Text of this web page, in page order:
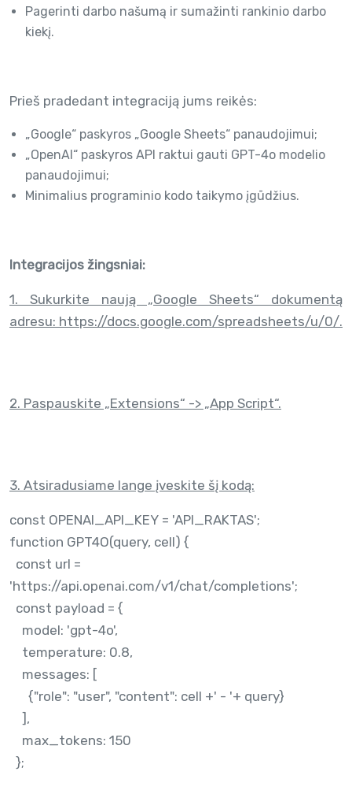
Pagerinti darbo našumą ir sumažinti rankinio darbo
kiekį.
Prieš pradedant integraciją jums reikės:
„Google“ paskyros „Google Sheets“ panaudojimui;
„OpenAI“ paskyros API raktui gauti GPT-4o modelio
panaudojimui;
Minimalius programinio kodo taikymo įgūdžius.
Integracijos žingsniai:
1. Sukurkite naują „Google Sheets“ dokumentą
adresu: https://docs.google.com/spreadsheets/u/0/.
2. Paspauskite „Extensions“ -> „App Script“.
3. Atsiradusiame lange įveskite šį kodą:
const OPENAI_API_KEY = 'API_RAKTAS';
function GPT4O(query, cell) {
const url =
'https://api.openai.com/v1/chat/completions';
const payload = {
model: 'gpt-4o',
temperature: 0.8,
messages: [
{"role": "user", "content": cell +' - '+ query}
],
max_tokens: 150
};